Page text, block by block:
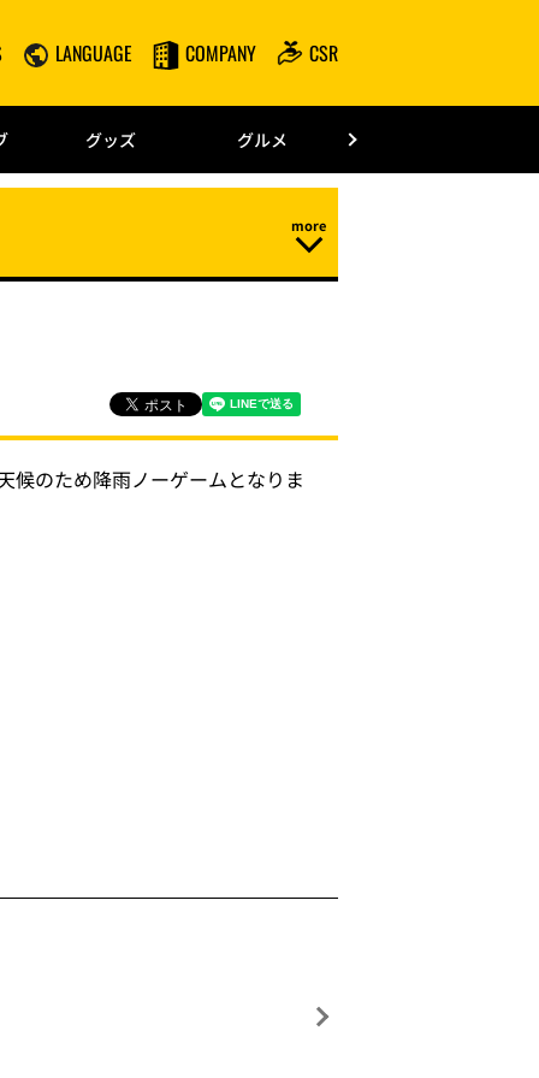
LANGUAGE COMPANY CSR
グッズ グルメ
のため降雨ノーゲームとなりま